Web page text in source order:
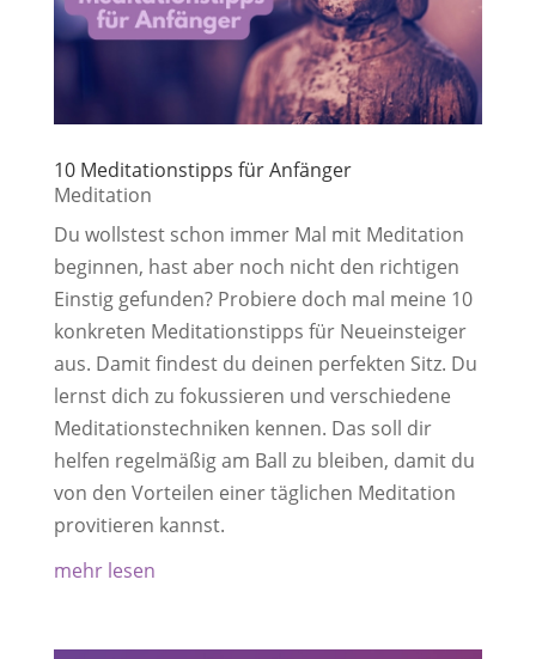
10 Meditationstipps für Anfänger
Meditation
Du wollstest schon immer Mal mit Meditation
beginnen, hast aber noch nicht den richtigen
Einstig gefunden? Probiere doch mal meine 10
konkreten Meditationstipps für Neueinsteiger
aus. Damit findest du deinen perfekten Sitz. Du
lernst dich zu fokussieren und verschiedene
Meditationstechniken kennen. Das soll dir
helfen regelmäßig am Ball zu bleiben, damit du
von den Vorteilen einer täglichen Meditation
provitieren kannst.
mehr lesen